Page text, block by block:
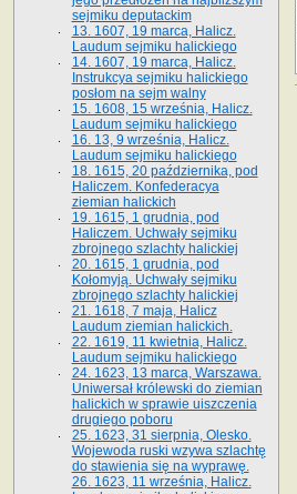
sejmiku deputackim
13. 1607, 19 marca, Halicz.
Laudum sejmiku halickiego
14. 1607, 19 marca, Halicz.
Instrukcya sejmiku halickiego
posłom na sejm walny
15. 1608, 15 września, Halicz.
Laudum sejmiku halickiego
16. 13, 9 września, Halicz.
Laudum sejmiku halickiego
18. 1615, 20 października, pod
Haliczem. Konfederacya
ziemian halickich
19. 1615, 1 grudnia, pod
Haliczem. Uchwały sejmiku
zbrojnego szlachty halickiej
20. 1615, 1 grudnia, pod
Kołomyją. Uchwały sejmiku
zbrojnego szlachty halickiej
21. 1618, 7 maja, Halicz
Laudum ziemian halickich.
22. 1619, 11 kwietnia, Halicz.
Laudum sejmiku halickiego
24. 1623, 13 marca, Warszawa.
Uniwersał królewski do ziemian
halickich w sprawie uiszczenia
drugiego poboru
25. 1623, 31 sierpnia, Olesko.
Wojewoda ruski wzywa szlachtę
do stawienia się na wyprawę.
26. 1623, 11 września, Halicz.